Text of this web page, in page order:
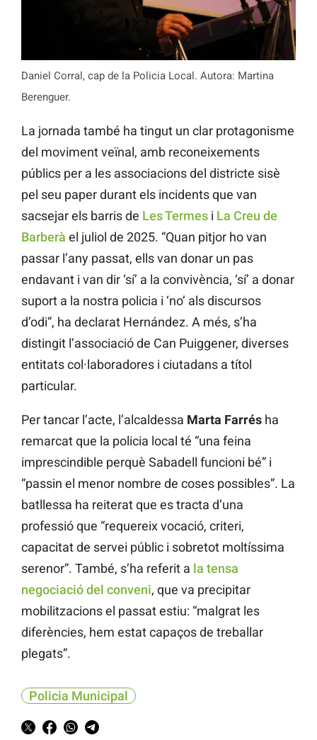
Daniel Corral, cap de la Policia Local. Autora: Martina
Berenguer.
La jornada també ha tingut un clar protagonisme
del moviment veïnal, amb reconeixements
públics per a les associacions del districte sisè
pel seu paper durant els incidents que van
sacsejar els barris de Les Termes i La Creu de
Barberà el juliol de 2025. “Quan pitjor ho van
passar l’any passat, ells van donar un pas
endavant i van dir ‘sí’ a la convivència, ‘sí’ a donar
suport a la nostra policia i ‘no’ als discursos
d’odi”, ha declarat Hernández. A més, s’ha
distingit l’associació de Can Puiggener, diverses
entitats col·laboradores i ciutadans a títol
particular.
Per tancar l’acte, l’alcaldessa Marta Farrés ha
remarcat que la policia local té “una feina
imprescindible perquè Sabadell funcioni bé” i
“passin el menor nombre de coses possibles”. La
batllessa ha reiterat que es tracta d’una
professió que “requereix vocació, criteri,
capacitat de servei públic i sobretot moltíssima
serenor”. També, s’ha referit a la tensa
negociació del conveni, que va precipitar
mobilitzacions el passat estiu: “malgrat les
diferències, hem estat capaços de treballar
plegats”.
Policia Municipal